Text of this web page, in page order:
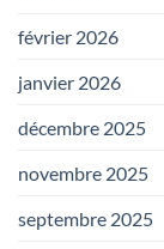
février 2026
janvier 2026
décembre 2025
novembre 2025
septembre 2025